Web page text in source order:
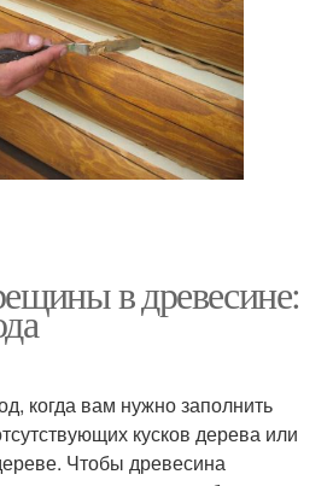
в древесине:
когда вам нужно заполнить
кусков дерева или
Чтобы древесина